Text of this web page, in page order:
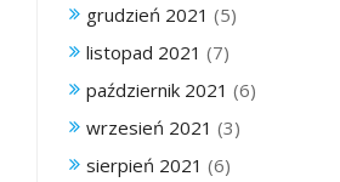
grudzień 2021 (5)
listopad 2021 (7)
październik 2021 (6)
wrzesień 2021 (3)
sierpień 2021 (6)